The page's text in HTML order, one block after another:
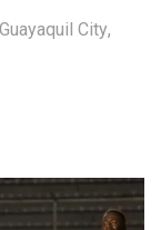
Guayaquil City,